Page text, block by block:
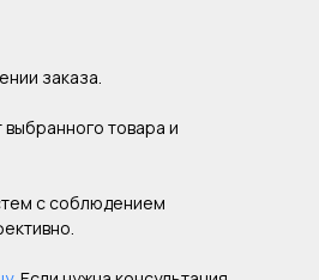
заказа.
товара и
с соблюдением